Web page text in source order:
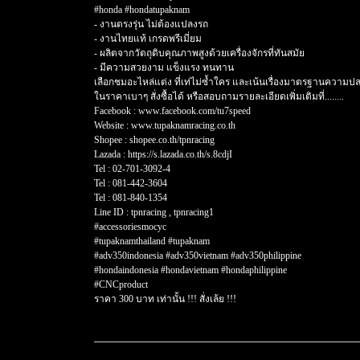
#honda #hondatupaknam
- งานตรงรุ่น ไม่ต้องแปลงรถ
- งานไทยแท้ เกรดพรีเมี่ยม
- ผลิตจากวัตถุดิบคุณภาพสูงด้วยเครื่องจักรที่ทันสมัย
- มีความสวยงาม แข็งแรง ทนทาน
เลือกชมอะไหล่แต่ง ที่เท่ไม่ซ้ำใคร และเน้นเรื่องมาตรฐานความป
ในราคาเบาๆ สั่งซื้อได้ หรือสอบถามรายละเอียดเพิ่มเติมที่........
Facebook : www.facebook.com/tu7speed
Website : www.tupaknamracing.co.th
Shopee : shopee.co.th/tpnracing
Lazada : https://s.lazada.co.th/s.8cdjI
Tel : 02-701-3092-4
Tel : 081-442-3604
Tel : 081-840-1354
Line ID : tpnracing , tpnracing1
#accessoriesmocyc
#tupaknamthailand #tupaknam
#adv350indonesia #adv350vietnam #adv350philippine
#hondaindonesia #hondavietnam #hondaphilippine
#CNCproduct
ราคา 300 บาท เท่านั้น !!! สั่งเล้ย !!!